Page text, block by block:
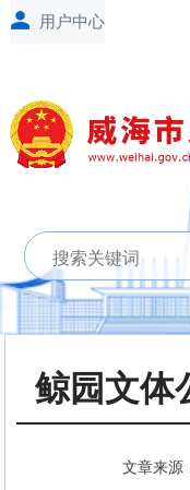
鲸园文体
文章来源